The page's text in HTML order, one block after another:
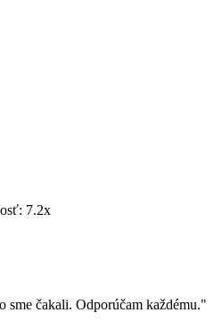
7.2x
čakali. Odporúčam každému."